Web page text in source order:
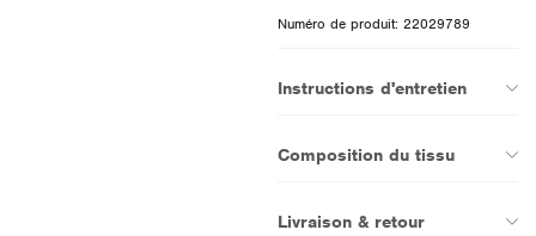
Numéro de produit: 22029789
Instructions d'entretien
Composition du tissu
Livraison & retour